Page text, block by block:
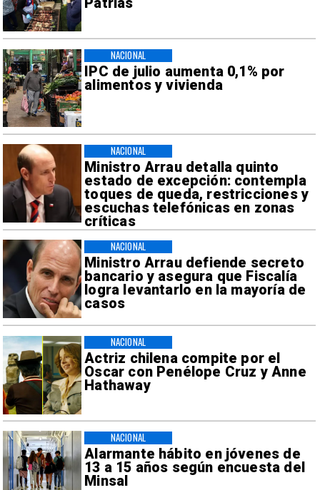
IPC de julio aumenta 0,1% por
alimentos y vivienda
NACIONAL
Ministro Arrau detalla quinto
estado de excepción: contempla
toques de queda, restricciones y
escuchas telefónicas en zonas
críticas
NACIONAL
Ministro Arrau defiende secreto
bancario y asegura que Fiscalía
logra levantarlo en la mayoría de
casos
NACIONAL
Actriz chilena compite por el
Oscar con Penélope Cruz y Anne
Hathaway
NACIONAL
Alarmante hábito en jóvenes de
13 a 15 años según encuesta del
Minsal
NACIONAL